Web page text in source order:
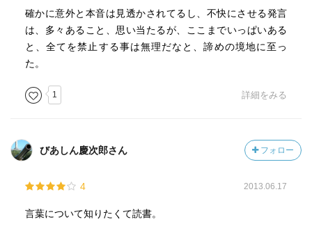
確かに意外と本音は見透かされてるし、不快にさせる発言
は、多々あること、思い当たるが、ここまでいっぱいある
と、全てを禁止する事は無理だなと、諦めの境地に至っ
た。
1 詳細をみる
びあしん慶次郎さん フォロー
4 2013.06.17
言葉について知りたくて読書。